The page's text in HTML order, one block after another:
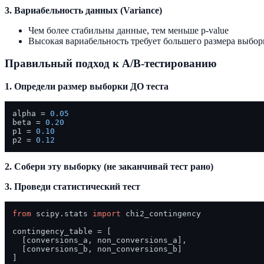
3. Вариабельность данных (Variance)
Чем более стабильны данные, тем меньше p-value
Высокая вариабельность требует большего размера
Правильный подход к A/B-тестированию
1. Определи размер выборки ДО теста
alpha = 0.05
beta = 0.20
p1 = 0.10
p2 = 0.12
2. Собери эту выборку (не заканчивай тест рано)
3. Проведи статистический тест
from scipy.stats import chi2_contingency
contingency_table = [
  [conversions_a, non_conversions_a],
  [conversions_b, non_conversions_b]